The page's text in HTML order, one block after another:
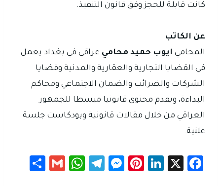
كانت قابلة للحجز وفق قانون التنفيذ.
عن الكاتب
المحامي ايوب حميد محامي عراقي في بغداد يعمل
في القضايا التجارية والعقارية والمدنية وقضايا
الشركات والضرائب والضمان الاجتماعي ومحاكم
البداءة، ويقدم محتوى قانونيا مبسطا للجمهور
العراقي من خلال مقالات قانونية وبودكاست جلسة
علنية.
Fa
X
Li
Pi
M
Te
W
G